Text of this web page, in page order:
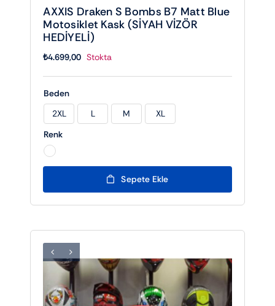
AXXIS Draken S Bombs B7 Matt Blue
Motosiklet Kask (SİYAH VİZÖR
HEDİYELİ)
₺4.699,00 Stokta
Beden
2XL L M
XL
Renk
Sepete Ekle